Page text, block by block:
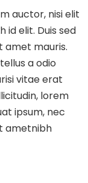
auctor, nisi elit
id elit. Duis sed
amet mauris.
a odio
vitae erat
lorem
ipsum, nec
ametnibh